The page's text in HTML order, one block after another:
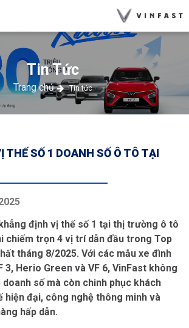
Tin Tức
Trang chủ Tin tức
THẾ SỐ 1 DOANH SỐ Ô TÔ TẠI
định vị thế số 1 tại thị trường ô tô
chiếm trọn 4 vị trí dẫn đầu trong Top
tháng 8/2025. Với các mẫu xe đình
3, Herio Green và VF 6, VinFast không
doanh số mà còn chinh phục khách
hiện đại, công nghệ thông minh và
hấp dẫn.